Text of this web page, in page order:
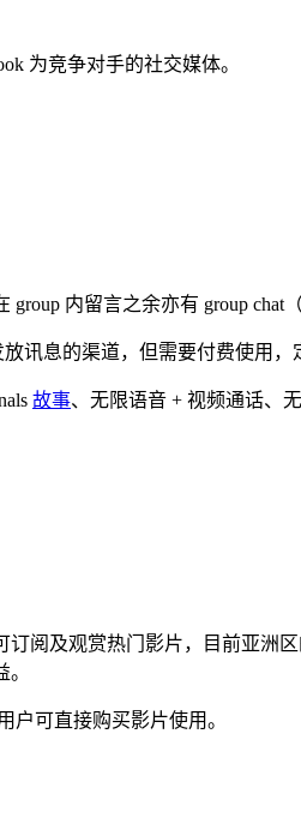
为竞争对手的社交媒体。
内留言之余亦有 group chat
讯息的渠道，但需要付费使用，
故事、无限语音 + 视频通话、
阅及观赏热门影片，目前亚
户可直接购买影片使用。